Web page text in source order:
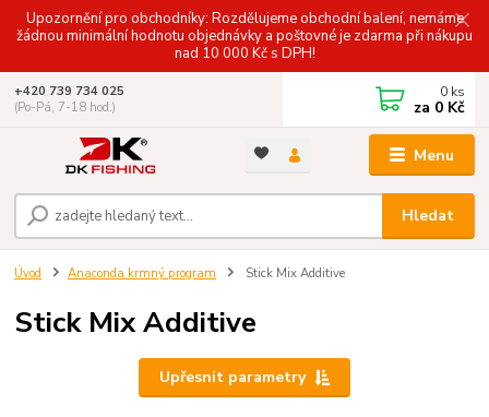
Upozornění pro obchodníky: Rozdělujeme obchodní balení, nemáme
žádnou minimální hodnotu objednávky a poštovné je zdarma při nákupu
nad 10 000 Kč s DPH!
Menu
Hledat
+420 739 734 025
(Po-Pá, 7-18 hod.)
0 ks
za 0 Kč
Úvod Anaconda krmný program Stick Mix Additive
Stick Mix Additive
Upřesnit parametry